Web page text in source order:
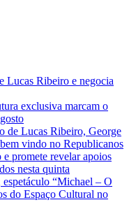
Lucas Ribeiro e negocia
exclusiva marcam o
de Lucas Ribeiro, George
vindo no Republicanos
promete revelar apoios
nesta quinta
espetáculo “Michael – O
do Espaço Cultural no